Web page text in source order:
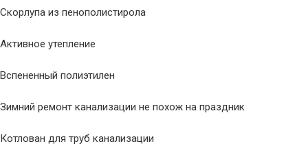
Скорлупа из пенополистирола
Активное утепление
Вспененный полиэтилен
Зимний ремонт канализации не похож на праздник
Котлован для труб канализации